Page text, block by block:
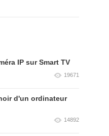
IP sur Smart TV
19671
d'un ordinateur
14892